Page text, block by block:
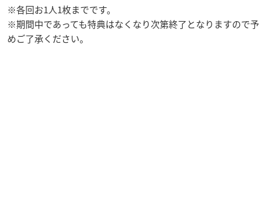
※各回お1人1枚までです。
※期間中であっても特典はなくなり次第終了となりますので予
めご了承ください。